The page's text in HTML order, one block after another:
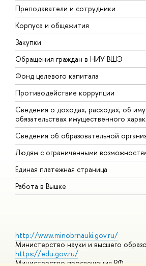
Преподаватели и сотрудники
Корпуса и общежития
Закупки
Обращения граждан в НИУ ВШЭ
Фонд целевого капитала
Противодействие коррупции
Сведения о доходах, расходах, об
обязательствах имущественного
Сведения об образовательной
Людям с ограниченными
Единая платежная страница
Работа в Вышке
http://www.minobrnauki.gov.ru/
Министерство науки и высшего
https://edu.gov.ru/
Министерство просвещения РФ